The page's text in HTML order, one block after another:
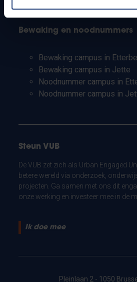
Bewaking en noodnummers
Bewaking campus in
Bewaking campus in Jette
Noodnummer campus in
Noodnummer campus in
Steun VUB
De VUB zet zich als Urban Engaged
betere wereld via onderzoek,
projecten. Ga samen met ons dit
onze werking en investeer mee in de
Ik doe mee
Pleinlaan 2 - 1050